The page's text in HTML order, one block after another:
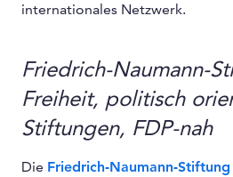
internationales Netzwerk.
Friedrich-Naumann-
Freiheit, politisch
Stiftungen, FDP-nah
Die Friedrich-Naumann-Stiftung